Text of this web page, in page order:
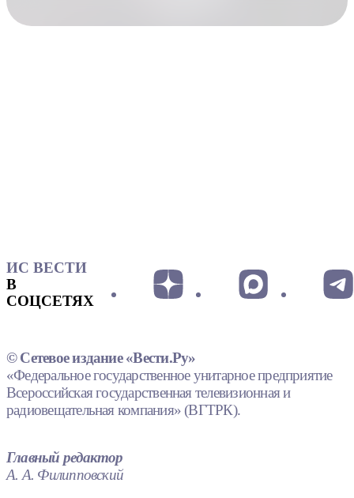
ИС ВЕСТИ
В
СОЦСЕТЯХ
© Сетевое издание «Вести.Ру»
«Федеральное государственное унитарное предприятие
Всероссийская государственная телевизионная и
радиовещательная компания» (ВГТРК).
Главный редактор
А. А. Филипповский